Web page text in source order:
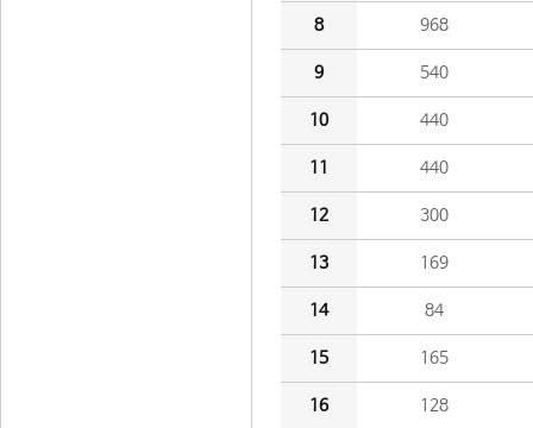
8 968
9 540
10 440
11 440
12 300
13 169
14 84
15 165
16 128